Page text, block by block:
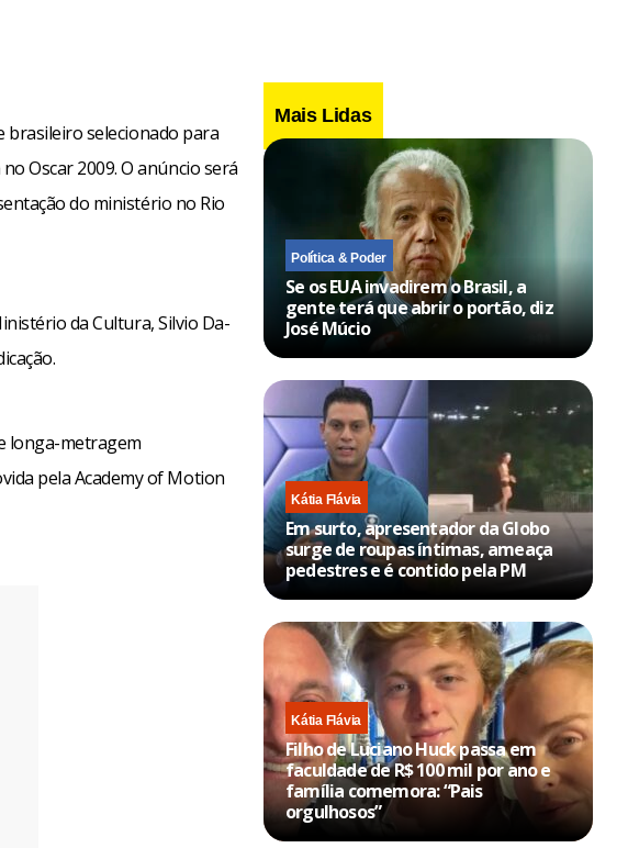
brasileiro selecionado para
Oscar 2009. O anúncio será
do ministério no Rio
da Cultura, Silvio Da-
longa-metragem
pela Academy of Motion
Mais Lidas
Política & Poder
Se os EUA invadirem o Brasil, a
gente terá que abrir o portão, diz
José Múcio
Kátia Flávia
Em surto, apresentador da Globo
surge de roupas íntimas, ameaça
pedestres e é contido pela PM
Kátia Flávia
Filho de Luciano Huck passa em
faculdade de R$ 100 mil por ano e
família comemora: “Pais
orgulhosos”